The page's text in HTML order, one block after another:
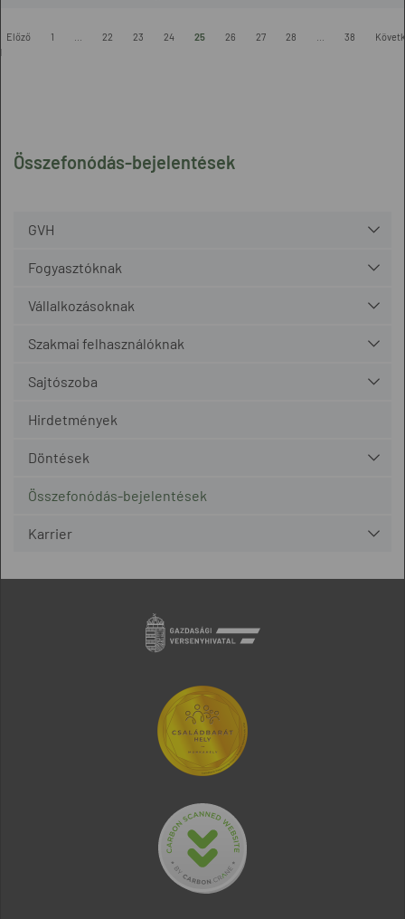
Összefonódás-bejelentések
GVH
Fogyasztóknak
Vállalkozásoknak
Szakmai felhasználóknak
Sajtószoba
Hirdetmények
Döntések
Összefonódás-bejelentések
Karrier
Előző 1 22 23 24 25 26 27 28 38